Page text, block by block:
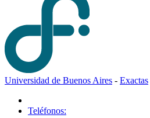
Universidad de Buenos Aires - Exactas
Teléfonos: